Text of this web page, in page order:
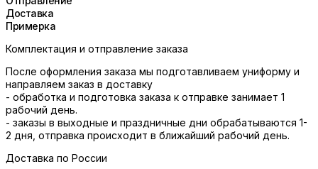
Доставка
Примерка
Комплектация и отправление заказа
После оформления заказа мы подготавливаем униформу и
направляем заказ в доставку
- обработка и подготовка заказа к отправке занимает 1
рабочий день.
- заказы в выходные и праздничные дни обрабатываются 1-
2 дня, отправка происходит в ближайший рабочий день.
Доставка по России